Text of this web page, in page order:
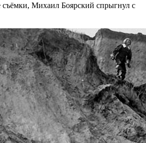
Михаил Боярский спрыгнул с